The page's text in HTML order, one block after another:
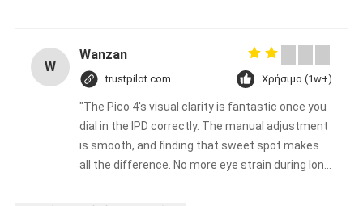
W
Wanzan
trustpilot.com Χρήσιμο (1w+)
"The Pico 4's visual clarity is fantastic once you
dial in the IPD correctly. The manual adjustment
is smooth, and finding that sweet spot makes
all the difference. No more eye strain during long
set it up properly!""The Pico 4's visual clarity is